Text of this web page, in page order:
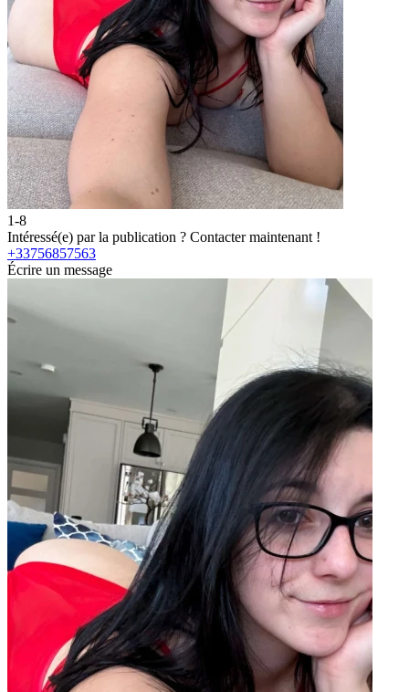
1-8
Intéressé(e) par la publication ? Contacter maintenant !
+33756857563
Écrire un message